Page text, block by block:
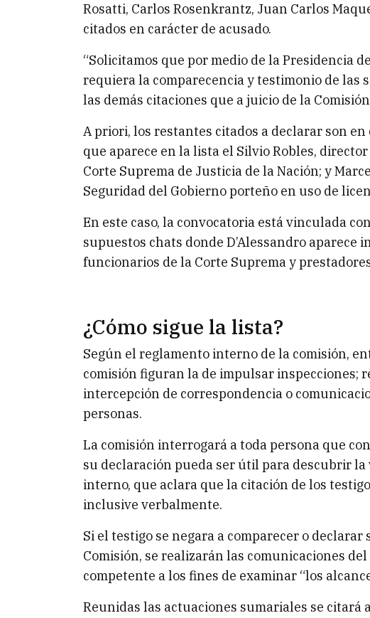
Rosatti, Carlos Rosenkrantz, Juan Carlos
citados en carácter de acusado.
“Solicitamos que por medio de la Presidencia
requiera la comparecencia y testimonio de las
las demás citaciones que a juicio de la
A priori, los restantes citados a declarar son
que aparece en la lista el Silvio Robles,
Corte Suprema de Justicia de la Nación; y
Seguridad del Gobierno porteño en uso de
En este caso, la convocatoria está vinculada
supuestos chats donde D’Alessandro aparece
funcionarios de la Corte Suprema y
¿Cómo sigue la lista?
Según el reglamento interno de la comisión,
comisión figuran la de impulsar inspecciones;
intercepción de correspondencia o
personas.
La comisión interrogará a toda persona que
su declaración pueda ser útil para descubrir
interno, que aclara que la citación de los
inclusive verbalmente.
Si el testigo se negara a comparecer o
Comisión, se realizarán las comunicaciones
competente a los fines de examinar “los
Reunidas las actuaciones sumariales se citará